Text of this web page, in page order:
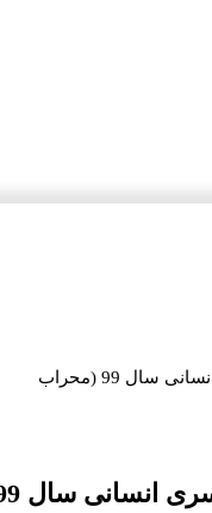
مصاحبه با رتبه 91 کنکور سراسری انسانی سال 99 (محراب
مصاحبه با رتبه 91 کنکور سراسری انسانی سال 99